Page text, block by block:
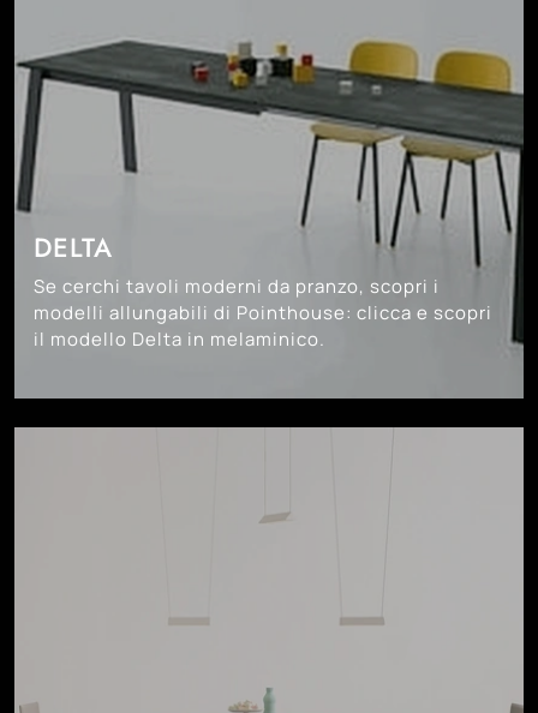
DELTA
Se cerchi tavoli moderni da pranzo, scopri i
modelli allungabili di Pointhouse: clicca e scopri
il modello Delta in melaminico.